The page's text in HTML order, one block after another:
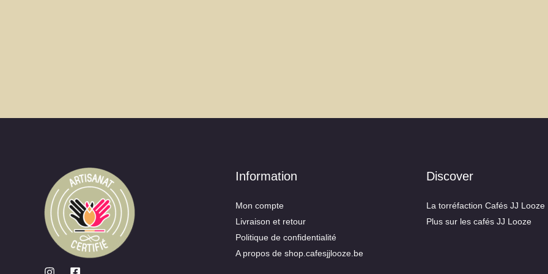
Information
Mon compte
Livraison et retour
Politique de confidentialité
A propos de shop.cafesjjlooze.be
Discover
La torréfaction Cafés JJ Looze
Plus sur les cafés JJ Looze